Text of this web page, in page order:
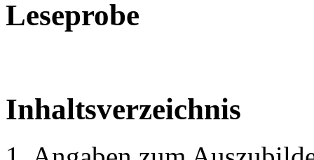
Leseprobe
Inhaltsverzeichnis